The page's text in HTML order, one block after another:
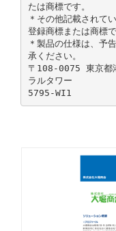
たは商標です。
＊その他記載されて
登録商標または商標で
＊製品の仕様は、予
承ください。
〒108-0075 東京都
ラルタワー